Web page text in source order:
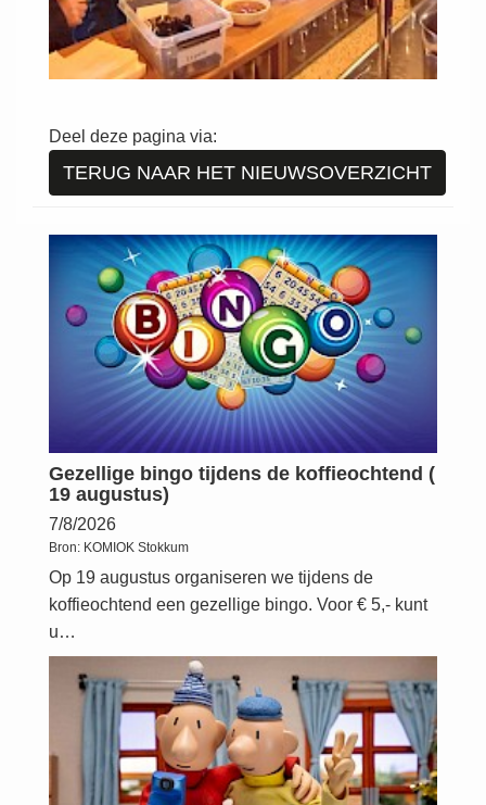
Deel deze pagina via:
TERUG NAAR HET NIEUWSOVERZICHT
Gezellige bingo tijdens de koffieochtend (
19 augustus)
7/8/2026
Bron: KOMIOK Stokkum
Op 19 augustus organiseren we tijdens de
koffieochtend een gezellige bingo. Voor € 5,- kunt
u…